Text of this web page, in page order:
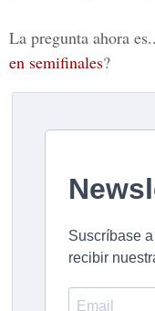
La pregunta ahora
en semifinales?